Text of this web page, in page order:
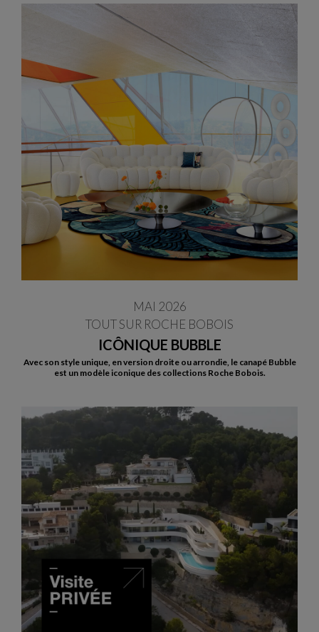
ICÔNIQUE BUBBLE
MAI 2026
TOUT SUR ROCHE BOBOIS
Avec son style unique, en version droite ou arrondie, le canapé Bubble
est un modèle iconique des collections Roche Bobois.